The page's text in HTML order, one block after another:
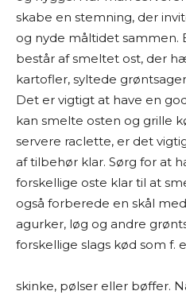
Tak fordi du læser med
skabe en stemning, der
og nyde måltidet sammen.
består af smeltet ost, der
kartofler, syltede
Det er vigtigt at have en
kan smelte osten og grille
servere raclette, er det
af tilbehør klar. Sørg for at
forskellige oste klar til at
også forberede en skål
agurker, løg og andre
forskellige slags kød som f.
skinke, pølser eller bøffer.